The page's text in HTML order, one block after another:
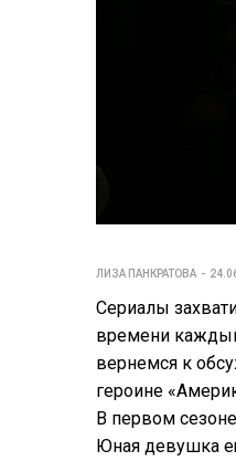
ЛИЗА ПАНКРАТОВА
Сериалы
времени
вернемся к
героине «
В первом сезоне
Юная девушка